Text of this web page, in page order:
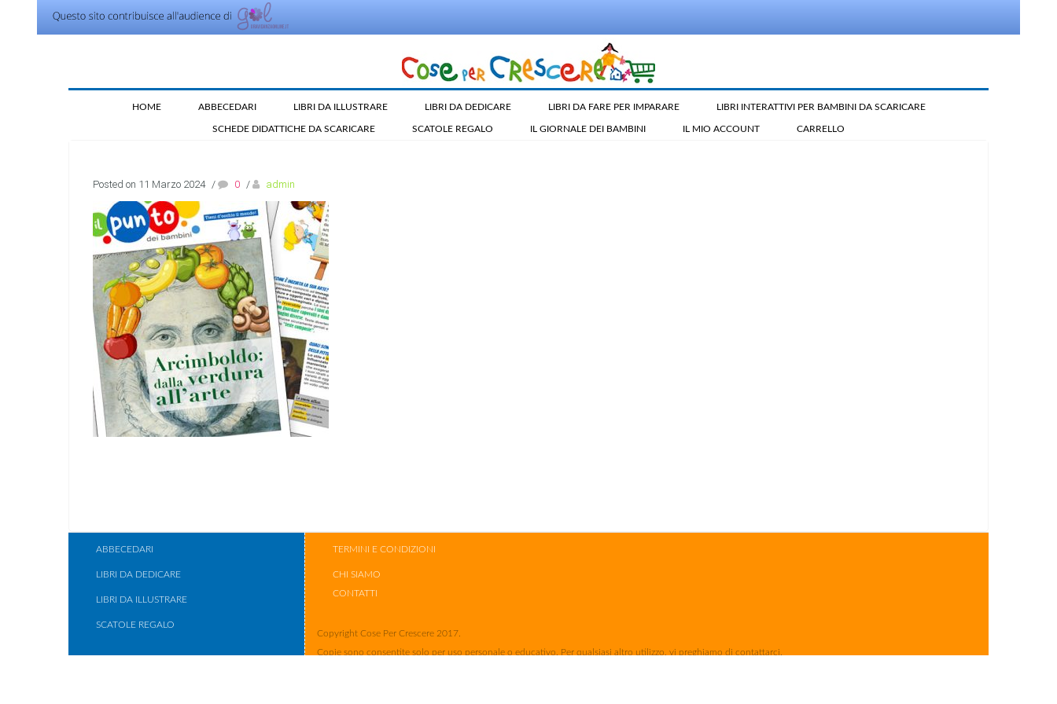
HOME ABBECEDARI LIBRI DA ILLUSTRARE LIBRI DA DEDICARE LIBRI DA FARE PER IMPARARE LIBRI INTERATTIVI PER BAMBINI DA SCARICARE
SCHEDE DIDATTICHE DA SCARICARE SCATOLE REGALO IL GIORNALE DEI BAMBINI IL MIO ACCOUNT CARRELLO
Posted on 11 Marzo 2024 / 0 / admin
ABBECEDARI
LIBRI DA DEDICARE
LIBRI DA ILLUSTRARE
SCATOLE REGALO
TERMINI E CONDIZIONI
CHI SIAMO
CONTATTI
Copyright Cose Per Crescere 2017.
Copie sono consentite solo per uso personale o educativo. Per qualsiasi altro utilizzo, vi preghiamo di contattarci.